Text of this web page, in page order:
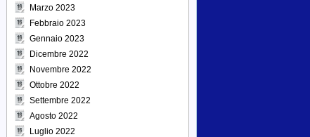
Marzo 2023
Febbraio 2023
Gennaio 2023
Dicembre 2022
Novembre 2022
Ottobre 2022
Settembre 2022
Agosto 2022
Luglio 2022